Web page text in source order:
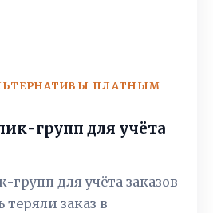
ПЛАТНЫМ
групп для учёта
групп для учёта заказов
заказ в